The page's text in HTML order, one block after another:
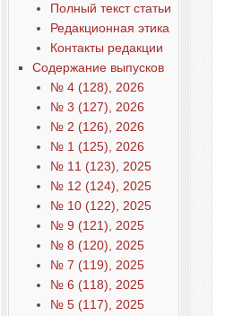
Полный текст статьи
Редакционная этика
Контакты редакции
Содержание выпусков
№ 4 (128), 2026
№ 3 (127), 2026
№ 2 (126), 2026
№ 1 (125), 2026
№ 11 (123), 2025
№ 12 (124), 2025
№ 10 (122), 2025
№ 9 (121), 2025
№ 8 (120), 2025
№ 7 (119), 2025
№ 6 (118), 2025
№ 5 (117), 2025